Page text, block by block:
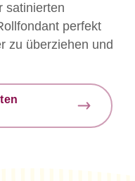
satinierten
perfekt
zu überziehen und